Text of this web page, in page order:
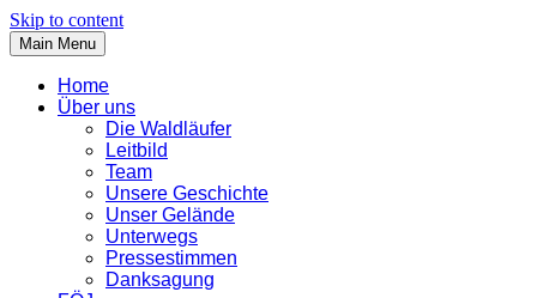
Skip to content
Main Menu
Home
Über uns
Die Waldläufer
Leitbild
Team
Unsere Geschichte
Unser Gelände
Unterwegs
Pressestimmen
Danksagung